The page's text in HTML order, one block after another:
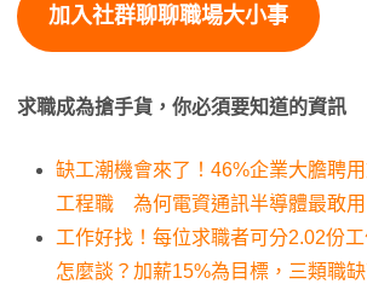
加入社群聊聊職場大小事
求職成為搶手貨，你必須要知道的資訊
缺工潮機會來了！46%企業大膽聘
工程職 為何電資通訊半導體最敢用
工作好找！每位求職者可分2.02份
怎麼談？加薪15%為目標，三類職